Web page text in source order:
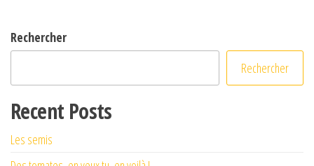
Rechercher
Rechercher
Recent Posts
Les semis